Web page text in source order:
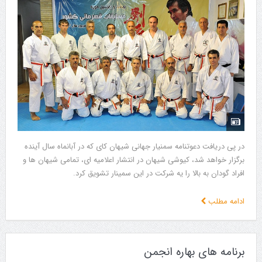
در پی دریافت دعوتنامه سمنیار جهانی شیهان کای که در آبانماه سال آینده
برگزار خواهد شد، کیوشی شیهان در انتشار اعلامیه ای، تمامی شیهان ها و
افراد گودان به بالا را یه شرکت در این سمینار تشویق کرد.
ادامه مطلب
برنامه های بهاره انجمن